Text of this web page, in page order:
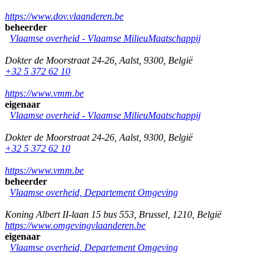
https://www.dov.vlaanderen.be
beheerder
Vlaamse overheid - Vlaamse MilieuMaatschappij
Dokter de Moorstraat 24-26 Aalst, 9300 België
+32 5 372 62 10
https://www.vmm.be
eigenaar
Vlaamse overheid - Vlaamse MilieuMaatschappij
Dokter de Moorstraat 24-26 Aalst, 9300 België
+32 5 372 62 10
https://www.vmm.be
beheerder
Vlaamse overheid, Departement Omgeving
Koning Albert II-laan 15 bus 553 Brussel 1210 België
https://www.omgevingvlaanderen.be
eigenaar
Vlaamse overheid, Departement Omgeving